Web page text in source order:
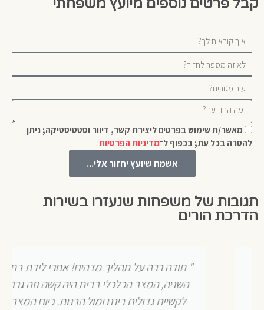
קבל פרטים נוספים מיועץ משפחתי
מאשר/ת שימוש בפרטים ליצירת קשר, דיוור וסטטיסטיקה; ניתן
להסרה בכל עת; בכפוף ל־מדיניות הפרטיות
אשמח שיועץ יחזור אלי...
תגובות של משפחות שנעזרו בשירות
הדרכת הורים
" תודה רבה על תהליך מדהים! אחרי לידת בתנו
השניה, המצב הכלכלי בבית היה קשה וזה גרם
לקשיים גדולים ביננו ומול הבנות. כיום המצב